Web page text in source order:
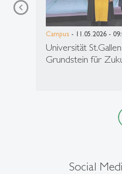
Campus - 11.05.2026 -
Universität
Grundstein für
Social